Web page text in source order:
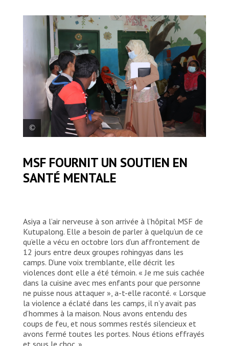
La superviseure des soins de santé mentale
de MSF vérifie si les patients qui visitent
notre établissement de Kutupalong
MSF FOURNIT UN SOUTIEN EN
SANTÉ MENTALE
Asiya a l’air nerveuse à son arrivée à l’hôpital MSF de
Kutupalong. Elle a besoin de parler à quelqu’un de ce
qu’elle a vécu en octobre lors d’un affrontement de
12 jours entre deux groupes rohingyas dans les
camps. D’une voix tremblante, elle décrit les
violences dont elle a été témoin. « Je me suis cachée
dans la cuisine avec mes enfants pour que personne
ne puisse nous attaquer », a-t-elle raconté. « Lorsque
la violence a éclaté dans les camps, il n’y avait pas
d’hommes à la maison. Nous avons entendu des
coups de feu, et nous sommes restés silencieux et
avons fermé toutes les portes. Nous étions effrayés